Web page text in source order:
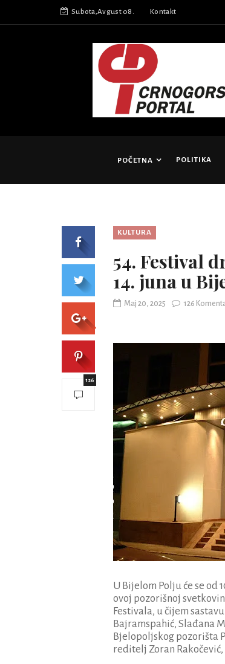
Subota,Avgust 08. Kontakt
POČETNA POLITIKA
KULTURA
54. Festival
14. juna u
Maj 20, 2025 126
U Bijelom Polju će se od
ovoj pozorišnoj
Festivala, u čijem
Bajramspahić, Slađana
Bjelopoljskog pozorišta
reditelj Zoran
126